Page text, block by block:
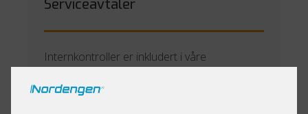
Serviceavtaler
Internkontroller er inkludert i våre
elektropartner som ikke bare gjennomfører